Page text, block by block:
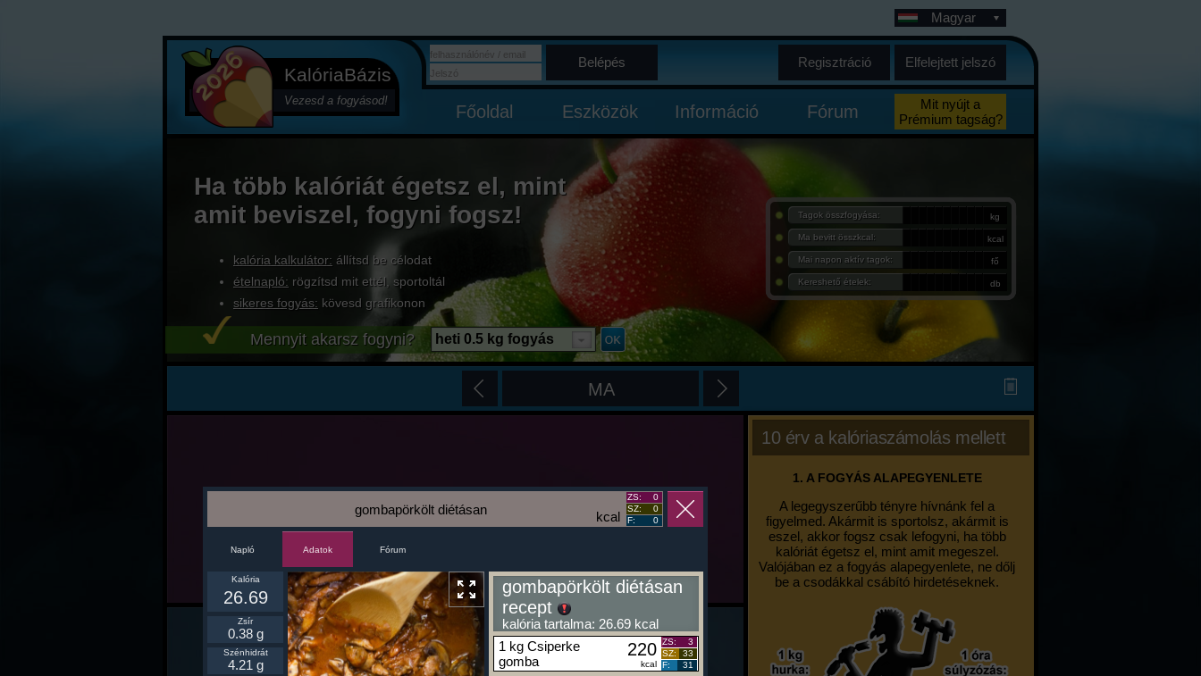
KalóriaBázis
Vezesd a fogyásod!
Magyar
Belépés Regisztráció Elfelejtett jelszó
Főoldal Eszközök Információ Fórum
Mit nyújt a
Prémium tagság?
Ha több kalóriát égetsz el, mint
amit beviszel, fogyni fogsz!
kalória kalkulátor: állítsd be célodat
ételnapló: rögzítsd mit ettél, sportoltál
sikeres fogyás: kövesd grafikonon
Tagok összfogyása: kg
Ma bevitt összkcal: kcal
Mai napon aktív tagok: fő
Kereshető ételek: db
Mennyit akarsz fogyni? heti 0.5 kg fogyás
MA
10 érv a kalóriaszámolás mellett
1. A FOGYÁS ALAPEGYENLETE
A legegyszerűbb tényre hívnánk fel a
figyelmed. Akármit is sportolsz, akármit is
eszel, akkor fogsz csak lefogyni, ha több
kalóriát égetsz el, mint amit megeszel.
Valójában ez a fogyás alapegyenlete, ne dőlj
be a csodákkal csábító hirdetéseknek.
kcal
gombapörkölt diétásan
ZS:
0
SZ:
0
F:
0
Napló Adatok Fórum
Kalória
26.69
Zsír
0.38 g
Szénhidrát
4.21 g
gombapörkölt diétásan
recept
kalória tartalma: 26.69 kcal
1 kg Csiperke
gomba
220
kcal
ZS:
3
SZ:
33
F:
31